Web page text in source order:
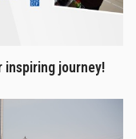
inspiring journey!